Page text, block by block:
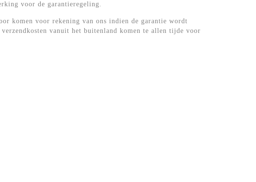
voor de garantieregeling.
komen voor rekening van ons indien de garantie wordt
vanuit het buitenland komen te allen tijde voor